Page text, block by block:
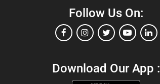
Follow Us On:
Download Our App :